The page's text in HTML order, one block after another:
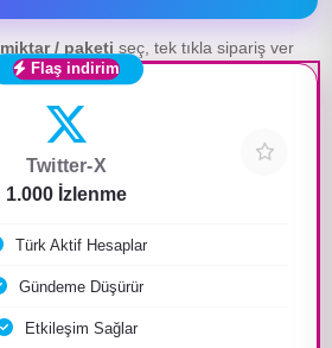
miktar / paketi seç, tek tıkla sipariş ver
Flaş indirim
Twitter-X
1.000 İzlenme
Türk Aktif Hesaplar
Gündeme Düşürür
Etkileşim Sağlar